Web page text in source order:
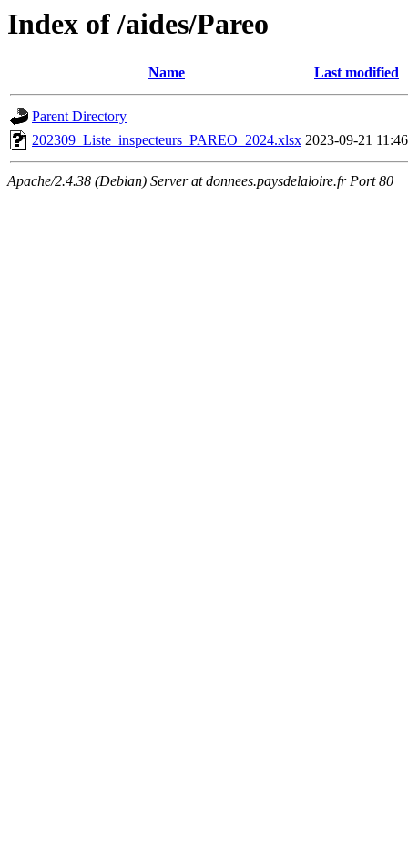
Index of /aides/Pareo
Name Last modified
Parent Directory
202309_Liste_inspecteurs_PAREO_2024.xlsx 2023-09-21 11:46
Apache/2.4.38 (Debian) Server at donnees.paysdelaloire.fr Port 80